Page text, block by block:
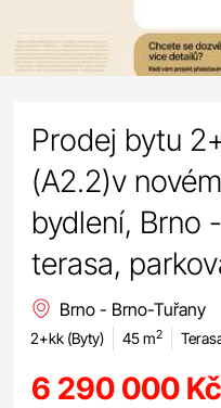
Prodej bytu
(A2.2)v
bydlení, Brno
terasa,
Brno - Brno-Tuřany
2+kk (Byty) 45 m2
6 290 000 Kč